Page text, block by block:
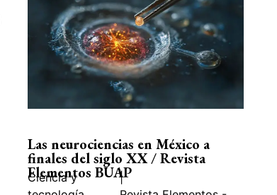
Las neurociencias en México a
finales del siglo XX / Revista
Elementos BUAP
Ciencia y
|